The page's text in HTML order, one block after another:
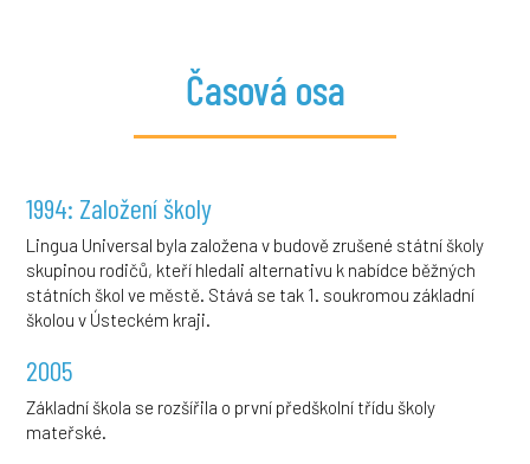
Časová osa
1994: Založení školy
Lingua Universal byla založena v budově zrušené státní školy
skupinou rodičů, kteří hledali alternativu k nabídce běžných
státních škol ve městě. Stává se tak 1. soukromou základní
školou v Ústeckém kraji.
2005
Základní škola se rozšířila o první předškolní třídu školy
mateřské.